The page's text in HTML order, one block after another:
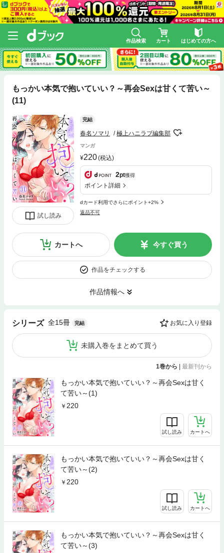
作品検索 カート はじめての方へ
もっかい本気で抱いていい？～再会Sexは甘くて苦い～
(11)
試し読み
完結
春名ソマリ 極上ハニラブ編集部
マンガ
220(税込)
2pt獲得
ポイント詳細
dカード利用でさらにポイント+2%
返品不可
カートへ 今すぐ買う
作品をチェックする
作品情報へ
シリーズ 全15冊 完結 お気に入り登録
未購入巻をまとめて買う
1巻から | 最新刊から
もっかい本気で抱いていい？～再会Sexは甘く
て苦い～(1)
220
試し読み カートへ
もっかい本気で抱いていい？～再会Sexは甘く
て苦い～(2)
220
試し読み カートへ
もっかい本気で抱いていい？～再会Sexは甘く
て苦い～(3)